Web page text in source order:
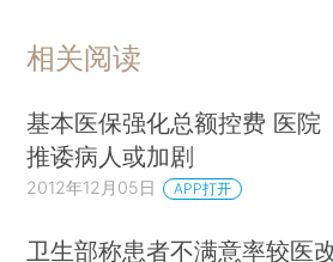
相关阅读
基本医保强化总额控费 医院
推诿病人或加剧
2012年12月05日 APP打开
卫生部称患者不满意率较医